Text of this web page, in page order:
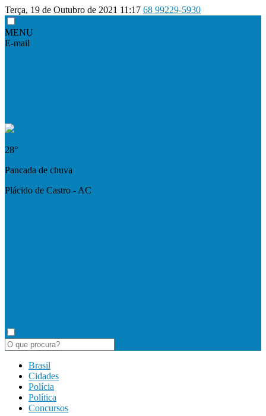
Terça, 19 de Outubro de 2021 11:17 68 99229-5930
MENU
E-mail
28°
Pancada de chuva
Plácido de Castro - AC
Brasil
Cidades
Polícia
Política
Concursos